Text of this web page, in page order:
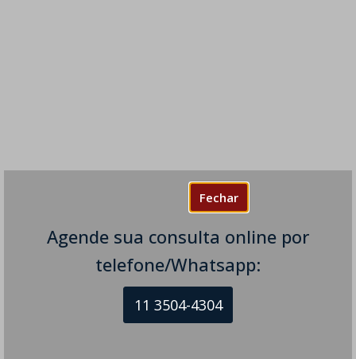
Fechar
Agende sua consulta online por
telefone/Whatsapp:
11 3504-4304